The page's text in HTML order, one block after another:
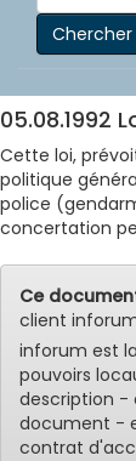
Chercher
05.08.1992
Cette loi,
politique
police
concertation
Ce
client
inforum est
pouvoirs
description -
document -
contrat